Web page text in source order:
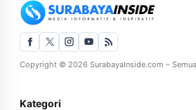
Copyright © 2026 SurabayaInside.com –
Kategori